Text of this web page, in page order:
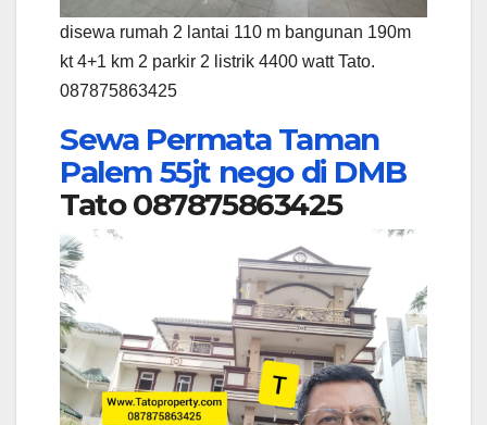
disewa rumah 2 lantai 110 m bangunan 190m
kt 4+1 km 2 parkir 2 listrik 4400 watt Tato.
087875863425
Sewa Permata Taman
Palem 55jt nego di DMB
Tato 087875863425